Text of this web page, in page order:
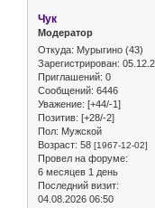
Чук
Модератор
Откуда: Мурыгино (43)
Зарегистрирован:
Приглашений: 0
Сообщений: 6446
Уважение: [+44/-1]
Позитив: [+28/-2]
Пол: Мужской
Возраст: 58 [1967-12-02]
Провел на форуме:
6 месяцев 1 день
Последний визит:
04.08.2026 06:50